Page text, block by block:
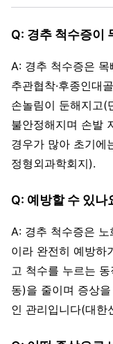
Q: 경추 척수증이
A: 경추 척수증은 목
추관협착·후종인대
손놀림이 둔해지고(
불안정해지며 손발
경우가 많아 초기에
정형외과학회지).
Q: 예방할 수 있나
A: 경추 척수증은
이라 완전히 예방하
고 척수를 누르는
동)을 줄이며 증상
인 관리입니다(대한